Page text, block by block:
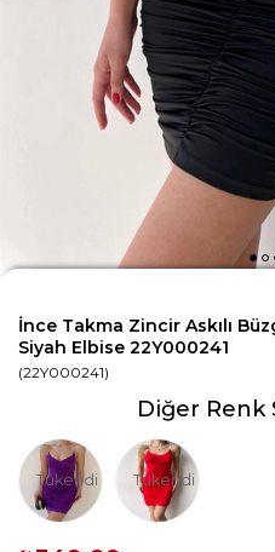
İnce Takma Zincir Askılı
Siyah Elbise 22Y000241
(22Y000241)
Diğer Renk
Tükendi Tükendi